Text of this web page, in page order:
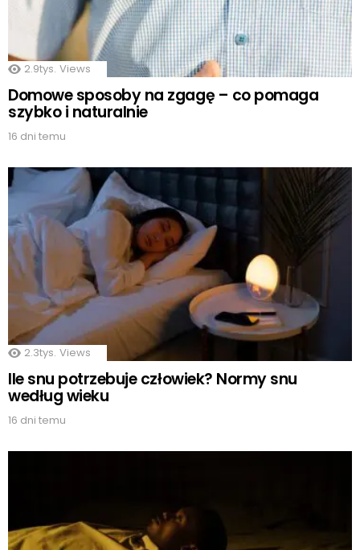
2.9tys. Views
Domowe sposoby na zgagę – co pomaga
szybko i naturalnie
16 dni temu
2.3tys. Views
Ile snu potrzebuje człowiek? Normy snu
według wieku
16 dni temu